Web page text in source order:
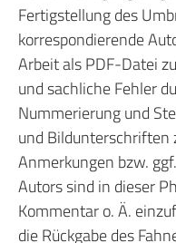
Fertigstellung des
korrespondierende
Arbeit als PDF-Datei
und sachliche Fehler
Nummerierung und
und Bildunterschriften
Anmerkungen bzw.
Autors sind in dieser
Kommentar o. Ä.
die Rückgabe des